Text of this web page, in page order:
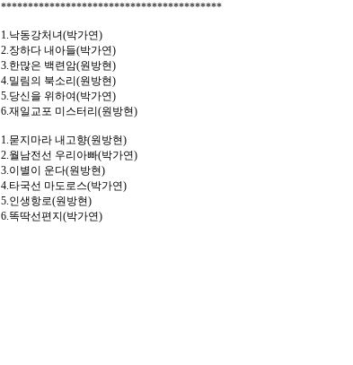
*****************************************
1.낙동강처녀(박가연)
2.장하다 내아들(박가연)
3.한많은 백련암(원방현)
4.밀림의 북소리(원방현)
5.당신을 위하여(박가연)
6.재일교포 미스터리(원방현)
1.묻지마라 내고향(원방현)
2.월남전선 우리아빠(박가연)
3.이별이 운다(원방현)
4.타국선 마도로스(박가연)
5.인생항로(원방현)
6.똑딱선편지(박가연)